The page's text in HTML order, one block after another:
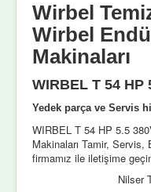
Wirbel
Wirbel
Makinaları
WIRBEL T 54 HP
Yedek parça ve Servis
WIRBEL T 54 HP 5.5
Makinaları Tamir, Servis,
firmamız ile iletişime
Nilser